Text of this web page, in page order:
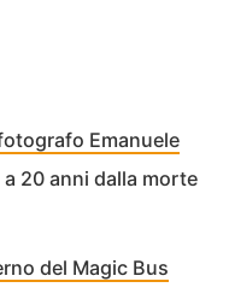
Emanuele
20 anni dalla morte
del Magic Bus